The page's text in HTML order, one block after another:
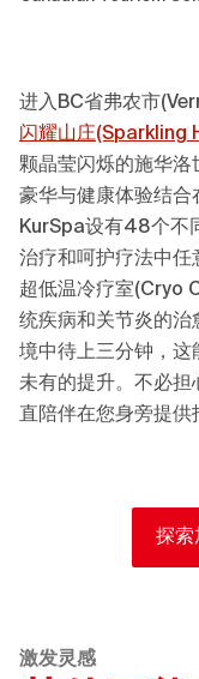
进入BC省弗农市
闪耀山庄(Sparkling
颗晶莹闪烁的施华洛
豪华与健康体验结
KurSpa设有48个不
治疗和呵护疗法中任
超低温冷疗室(Cryo
统疾病和关节炎的治
境中待上三分钟，这
未有的提升。不必担
直陪伴在您身旁提供
探索
激发灵感